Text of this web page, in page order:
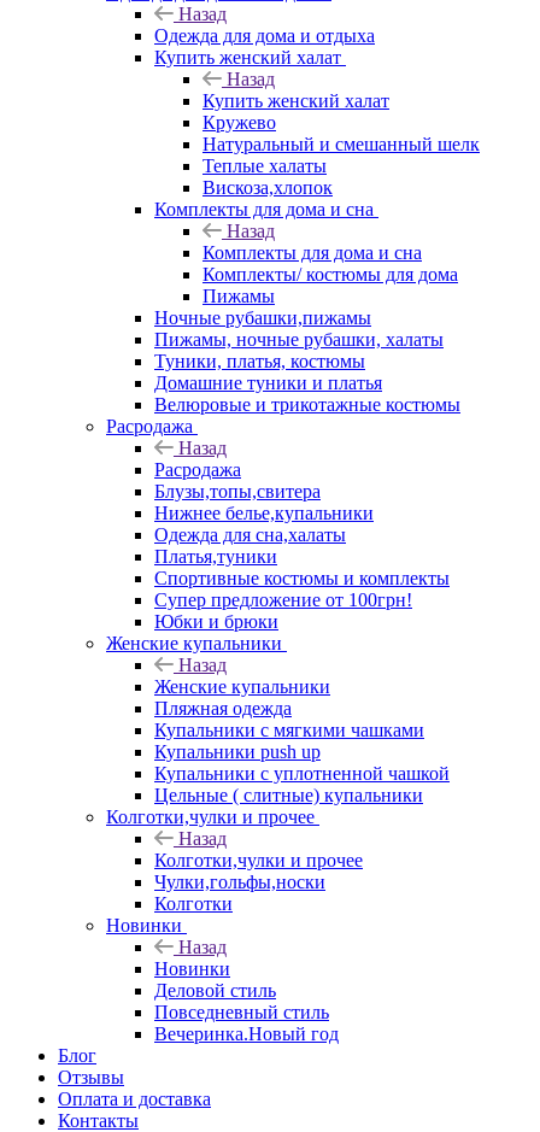
Назад
Одежда для дома и отдыха
Купить женский халат
Назад
Купить женский халат
Кружево
Натуральный и смешанный шелк
Теплые халаты
Вискоза,хлопок
Комплекты для дома и сна
Назад
Комплекты для дома и сна
Комплекты/ костюмы для дома
Пижамы
Ночные рубашки,пижамы
Пижамы, ночные рубашки, халаты
Туники, платья, костюмы
Домашние туники и платья
Велюровые и трикотажные костюмы
Расродажа
Назад
Расродажа
Блузы,топы,свитера
Нижнее белье,купальники
Одежда для сна,халаты
Платья,туники
Спортивные костюмы и комплекты
Супер предложение от 100грн!
Юбки и брюки
Женские купальники
Назад
Женские купальники
Пляжная одежда
Купальники с мягкими чашками
Купальники push up
Купальники с уплотненной чашкой
Цельные ( слитные) купальники
Колготки,чулки и прочее
Назад
Колготки,чулки и прочее
Чулки,гольфы,носки
Колготки
Новинки
Назад
Новинки
Деловой стиль
Повседневный стиль
Вечеринка.Новый год
Блог
Отзывы
Оплата и доставка
Контакты